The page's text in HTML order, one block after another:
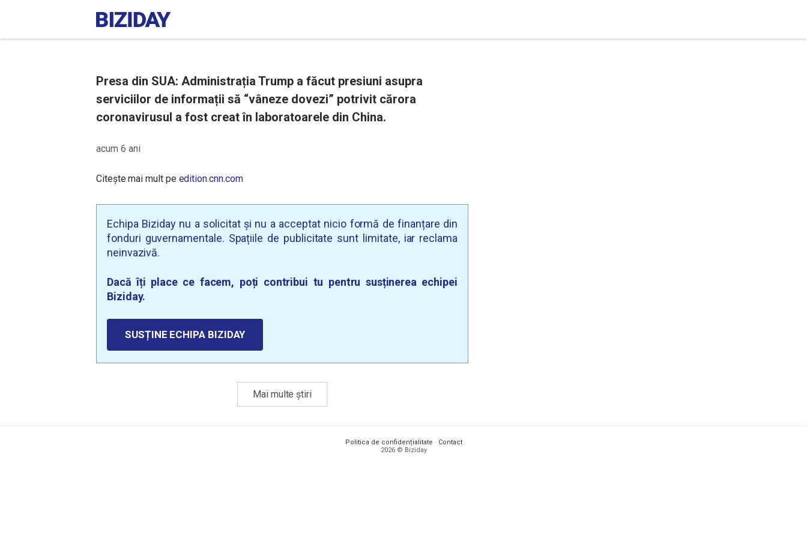
Presa din SUA: Administrația Trump a făcut presiuni asupra
serviciilor de informații să “vâneze dovezi” potrivit cărora
coronavirusul a fost creat în laboratoarele din China.
acum 6 ani
Citește mai mult pe edition.cnn.com
Echipa Biziday nu a solicitat și nu a acceptat nicio formă de finanțare din
fonduri guvernamentale. Spațiile de publicitate sunt limitate, iar reclama
neinvazivă.
Dacă îți place ce facem, poți contribui tu pentru susținerea echipei
Biziday.
SUSȚINE ECHIPA BIZIDAY
Mai multe știri
Politica de confidențialitate · Contact
2026 © Biziday